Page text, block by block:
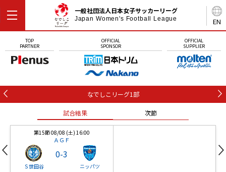
EN
一般社団法人日本女子サッカーリーグ
Japan Women's Football League
TOP
PARTNER
OFFICIAL
SPONSOR
OFFICIAL
SUPPLIER
なでしこリーグ1部
試合結果 次節
第15節 08/08 (土) 16:00
ＡＧＦ
Ｓ世田谷
0-3
ニッパツ